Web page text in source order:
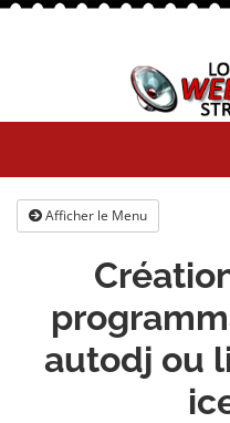
Afficher le Menu
autodj ou